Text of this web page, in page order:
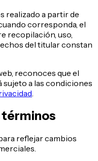
realizado a partir de
corresponda, el
recopilación, uso,
del titular constan
reconoces que el
a las condiciones
.
términos
reflejar cambios